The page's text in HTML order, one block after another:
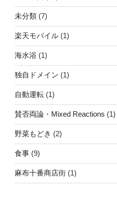
未分類 (7)
楽天モバイル (1)
海水浴 (1)
独自ドメイン (1)
自動運転 (1)
賛否両論・Mixed Reactions (1)
野菜もどき (2)
食事 (9)
麻布十番商店街 (1)